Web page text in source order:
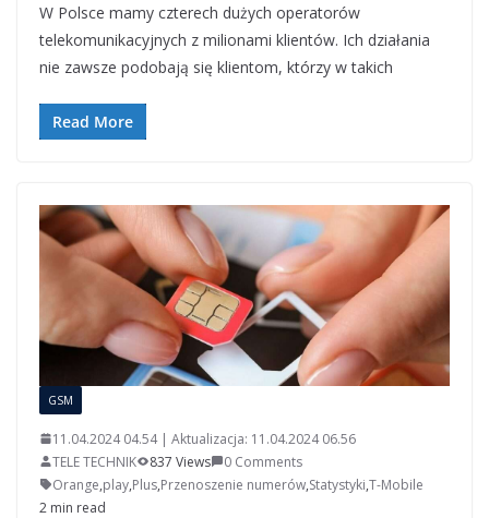
W Polsce mamy czterech dużych operatorów
telekomunikacyjnych z milionami klientów. Ich działania
nie zawsze podobają się klientom, którzy w takich
Read More
GSM
11.04.2024 04.54 | Aktualizacja: 11.04.2024 06.56
TELE TECHNIK
837 Views
0 Comments
Orange,play,Plus,Przenoszenie numerów,Statystyki,T-Mobile
2 min read